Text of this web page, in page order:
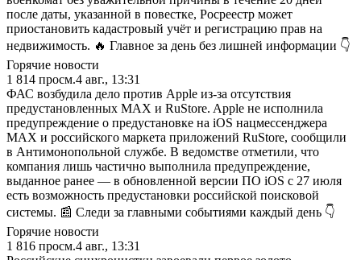
после даты, указанной в повестке, Росреестр может
приостановить кадастровый учёт и регистрацию прав на
недвижимость. 🔥 Главное за день без лишней информации 👇
Горячие новости
1 814 просм.4 авг., 13:31
ФАС возбудила дело против Apple из-за отсутствия
предустановленных MAX и RuStore. Apple не исполнила
предупреждение о предустановке на iOS нацмессенджера
MAX и российского маркета приложений RuStore, сообщили
в Антимонопольной службе. В ведомстве отметили, что
компания лишь частично выполнила предупреждение,
выданное ранее — в обновленной версии ПО iOS с 27 июля
есть возможность предустановки российской поисковой
системы. 📰 Следи за главными событиями каждый день 👇
Горячие новости
1 816 просм.4 авг., 13:31